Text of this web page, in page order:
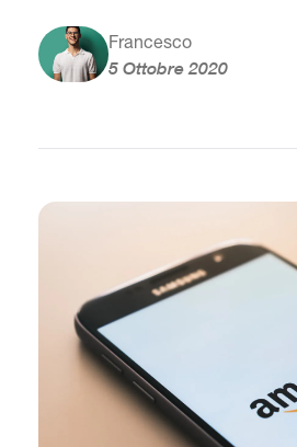
Francesco
5 Ottobre 2020